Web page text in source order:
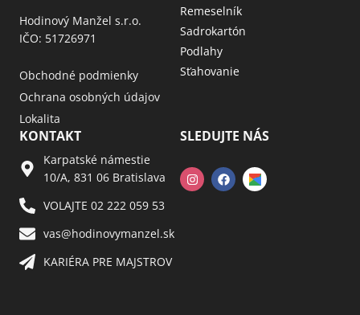
Hodinový Manžel s.r.o.
IČO: 51726971
Obchodné podmienky
Ochrana osobných údajov
Lokalita
Remeselník
Sadrokartón
Podlahy
Sťahovanie
KONTAKT
Karpatské námestie
10/A, 831 06 Bratislava
VOLAJTE 02 222 059 53​
vas@hodinovymanzel.sk​
KARIÉRA PRE MAJSTROV​
SLEDUJTE NÁS